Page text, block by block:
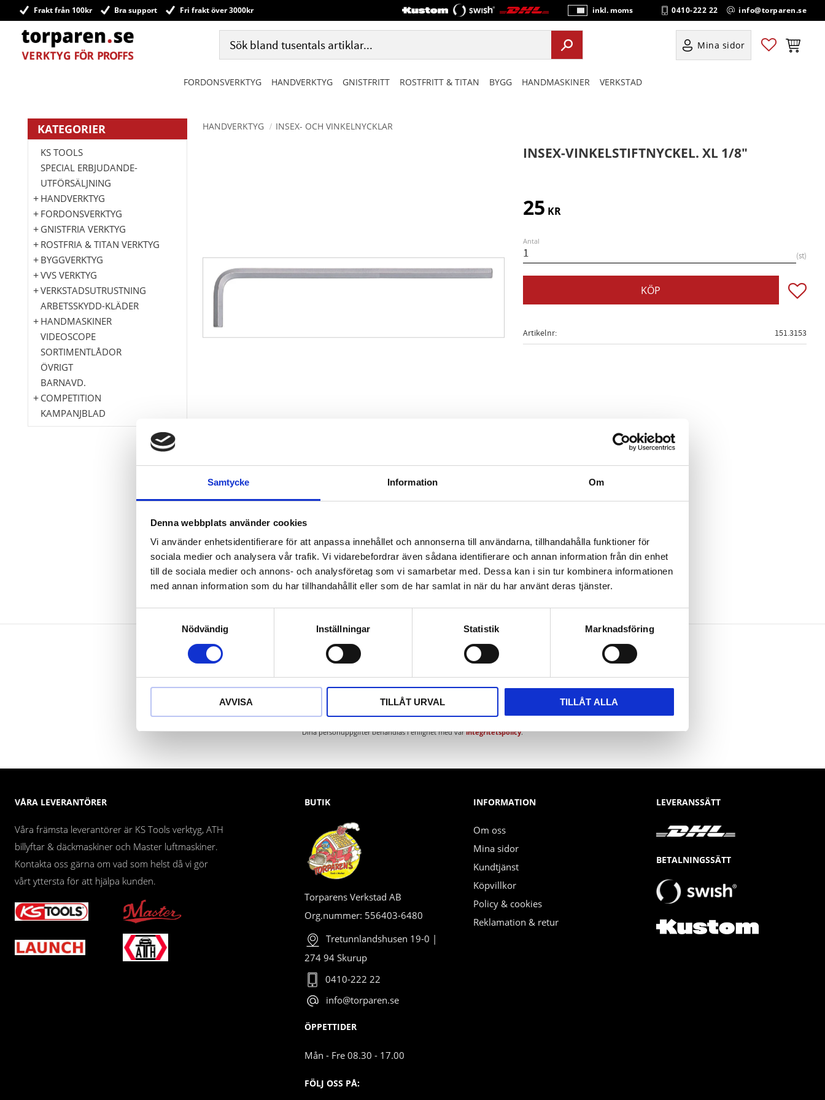
Samtycke Information Om
Denna webbplats använder cookies
Vi använder enhetsidentifierare för att anpassa innehållet och annonserna till användarna, tillhandahålla funktioner för
sociala medier och analysera vår trafik. Vi vidarebefordrar även sådana identifierare och annan information från din enhet
till de sociala medier och annons- och analysföretag som vi samarbetar med. Dessa kan i sin tur kombinera informationen
med annan information som du har tillhandahållit eller som de har samlat in när du har använt deras tjänster.
Nödvändig
Inställningar Statistik Marknadsföring
AVVISA TILLÅT URVAL TILLÅT ALLA
Frakt från 100kr Bra support Fri frakt över 3000kr
P
ri
s
e
vi
inkl. moms 0410-222 22 info@torparen.se
Mina sidor Favoriter
FORDONSVERKTYG HANDVERKTYG GNISTFRITT ROSTFRITT & TITAN BYGG HANDMASKINER VERKSTAD
HANDVERKTYG INSEX- OCH VINKELNYCKLAR
INSEX-VINKELSTIFTNYCKEL. XL 1/8"
25 KR
Antal
st
KÖP Lägg
Artikelnr 151.3153
Extra långt utförande
Matt kromat
Speciellt-verktygsstål
KATEGORIER
KS TOOLS
SPECIAL ERBJUDANDE-
UTFÖRSÄLJNING
HANDVERKTYG
FORDONSVERKTYG
GNISTFRIA VERKTYG
ROSTFRIA & TITAN VERKTYG
BYGGVERKTYG
VVS VERKTYG
VERKSTADSUTRUSTNING
ARBETSSKYDD-KLÄDER
HANDMASKINER
VIDEOSCOPE
SORTIMENTLÅDOR
ÖVRIGT
BARNAVD.
COMPETITION
KAMPANJBLAD
Dina personuppgifter behandlas i enlighet med vårintegritetspolicy.
VÅRA LEVERANTÖRER
Våra främsta leverantörer är KS Tools verktyg, ATH
billyftar & däckmaskiner och Master luftmaskiner.
Kontakta oss gärna om vad som helst då vi gör
vårt yttersta för att hjälpa kunden.
BUTIK
Torparens Verkstad AB
Org.nummer: 556403-6480
Tretunnlandshusen 19-0 |
274 94 Skurup
0410-222 22
info@torparen.se
ÖPPETTIDER
Mån - Fre 08.30 - 17.00
FÖLJ OSS PÅ:
INFORMATION
Om oss
Mina sidor
Kundtjänst
Köpvillkor
Policy & cookies
Reklamation & retur
LEVERANSSÄTT
BETALNINGSSÄTT